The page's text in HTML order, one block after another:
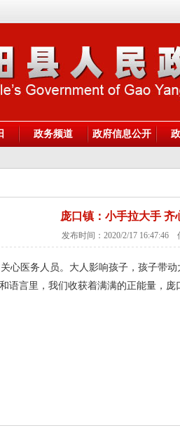
政务频道 政府信息公开
庞口镇：小手拉大手 齐
发布时间：2020/2/17 16:47:46
心医务人员。 大人影响孩子，孩子带
语言里，我们收获着满满的正能量，庞